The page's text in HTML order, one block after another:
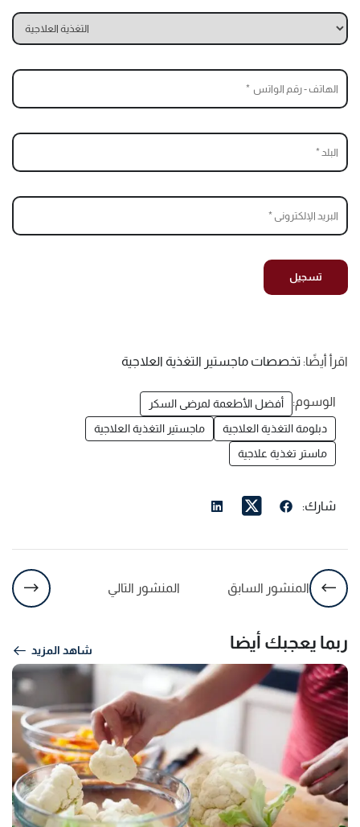
اقرأ أيضًا: تخصصات ماجستير التغذية العلاجية
الوسوم:
أفضل الأطعمة لمرضى السكر
دبلومة التغذية العلاجية
ماجستير التغذية العلاجية
ماستر تغذية علاجية
شارك:
المنشور السابق المنشور التالي
ربما يعجبك أيضا شاهد المزيد